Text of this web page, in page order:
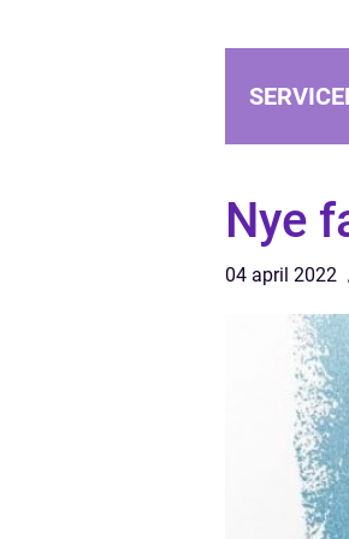
Nye
04 april 2022